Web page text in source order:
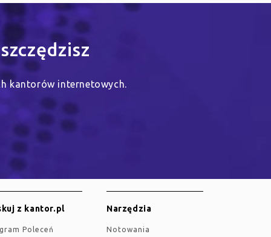
kantorów internetowych.
z kantor.pl
Poleceń
Narzędzia
Notowania